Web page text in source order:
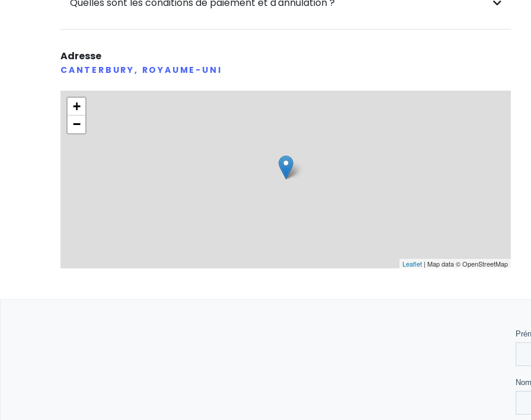
Adresse
CANTERBURY, ROYAUME-UNI
+
−
Leaflet | Map data © OpenStreetMap